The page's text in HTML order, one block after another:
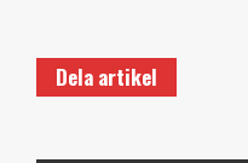
Dela artikel